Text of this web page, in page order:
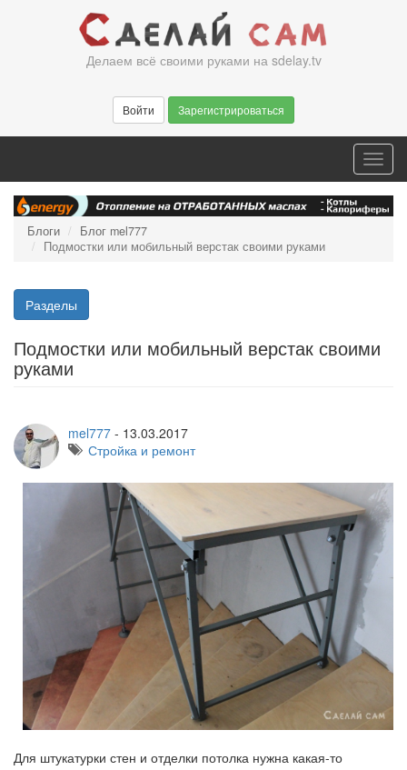
Делаем всё своими руками на sdelay.tv
Войти Зарегистрироваться
Блоги
Блог mel777
Подмостки или мобильный верстак своими руками
Разделы
Подмостки или мобильный верстак своими
руками
mel777 - 13.03.2017
Стройка и ремонт
Для штукатурки стен и отделки потолка нужна какая-то